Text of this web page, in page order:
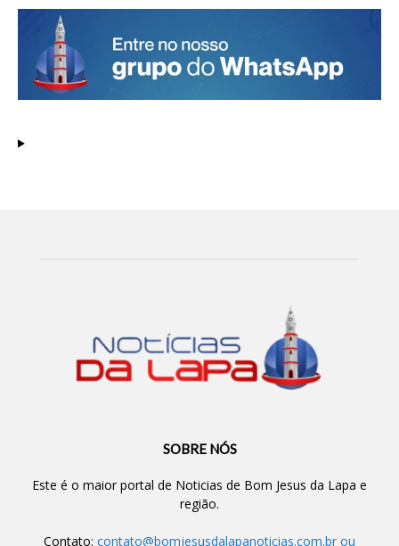
SOBRE NÓS
Este é o maior portal de Noticias de Bom Jesus da Lapa e
região.
Contato: contato@bomjesusdalapanoticias.com.br ou